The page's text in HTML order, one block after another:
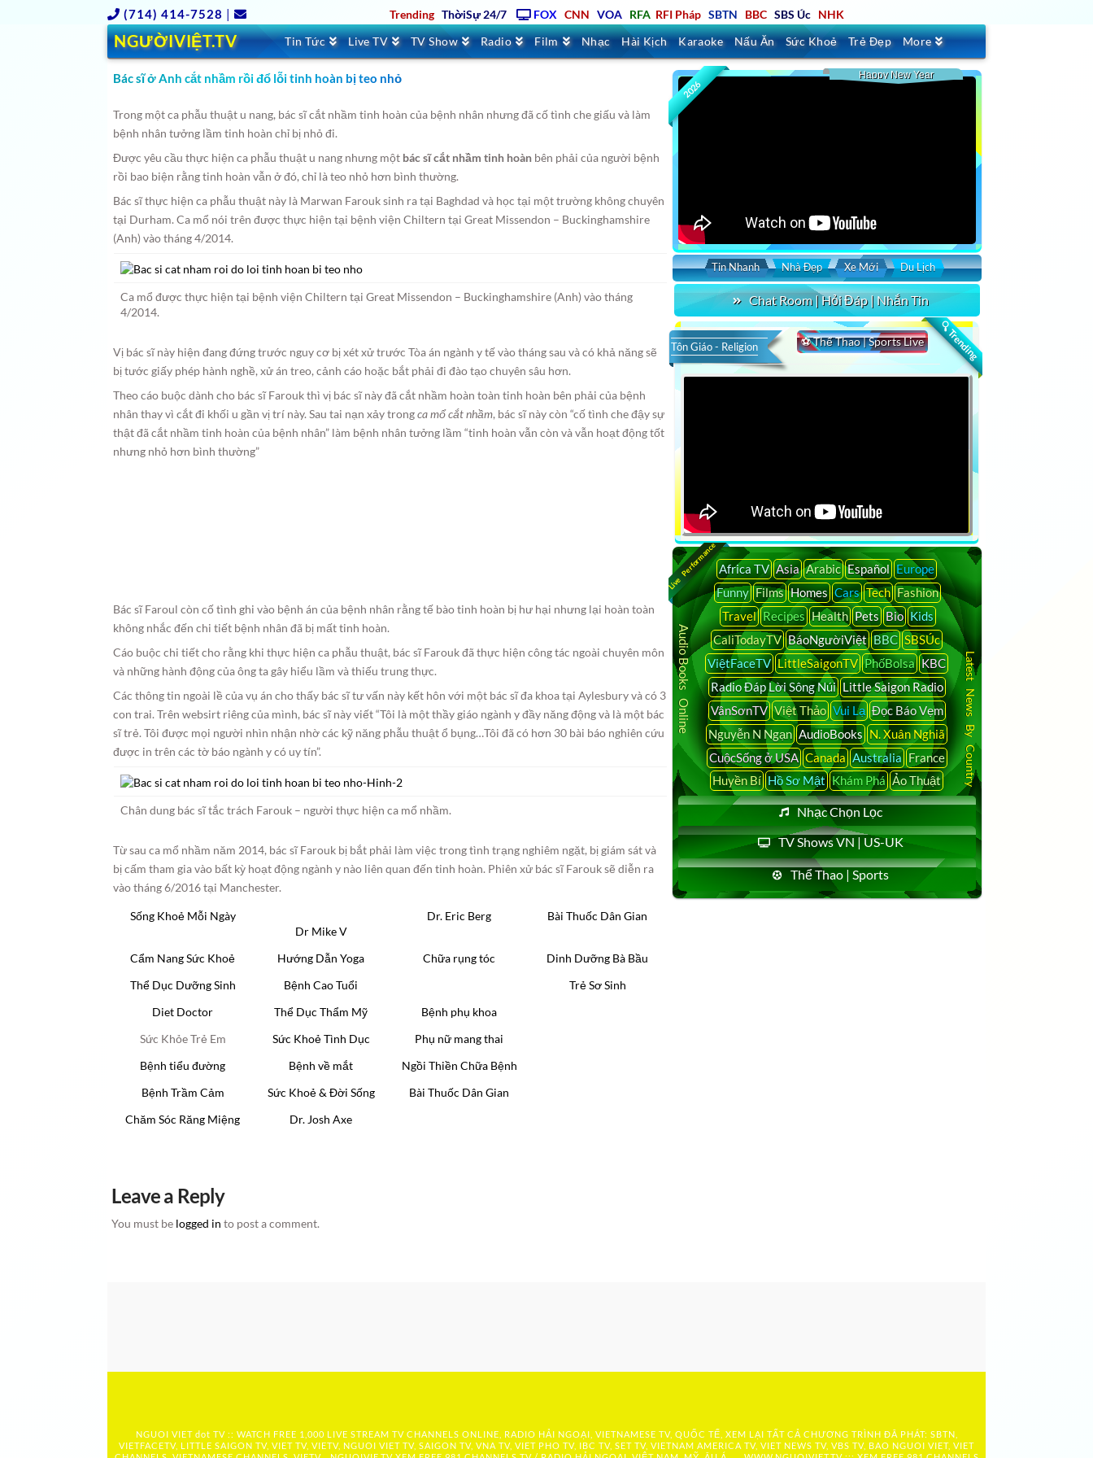
(714) 414-7528 | Trending ThờiSự 24/7 FOX CNN VOA RFA RFI Pháp SBTN BBC SBS Úc NHK
NGƯỜIVIỆT.TV Tin Tức Live TV TV Show Radio Film Nhạc Hài Kịch Karaoke Nấu Ăn Sức Khoẻ Trẻ Đẹp More
Bác sĩ ở Anh cắt nhầm rồi đổ lỗi tinh hoàn bị teo nhỏ
Trong một ca phẫu thuật u nang, bác sĩ cắt nhầm tinh hoàn của bệnh nhân nhưng đã cố tình che giấu và làm
bệnh nhân tưởng lầm tinh hoàn chỉ bị nhỏ đi.
Được yêu cầu thực hiện ca phẫu thuật u nang nhưng một bác sĩ cắt nhầm tinh hoàn bên phải của người bệnh
rồi bao biện rằng tinh hoàn vẫn ở đó, chỉ là teo nhỏ hơn bình thường.
Bác sĩ thực hiện ca phẫu thuật này là Marwan Farouk sinh ra tại Baghdad và học tại một trường không chuyên
tại Durham. Ca mổ nói trên được thực hiện tại bệnh viện Chiltern tại Great Missendon – Buckinghamshire
(Anh) vào tháng 4/2014.
Ca mổ được thực hiện tại bệnh viện Chiltern tại Great Missendon – Buckinghamshire (Anh) vào tháng
4/2014.
Vị bác sĩ này hiện đang đứng trước nguy cơ bị xét xử trước Tòa án ngành y tế vào tháng sau và có khả năng sẽ
bị tước giấy phép hành nghề, xử án treo, cảnh cáo hoặc bắt phải đi đào tạo chuyên sâu hơn.
Theo cáo buộc dành cho bác sĩ Farouk thì vị bác sĩ này đã cắt nhầm hoàn toàn tinh hoàn bên phải của bệnh
nhân thay vì cắt đi khối u gần vị trí này. Sau tai nạn xảy trongca mổ cắt nhầm, bác sĩ này còn “cố tình che đậy sự
thật đã cắt nhầm tinh hoàn của bệnh nhân” làm bệnh nhân tưởng lầm “tinh hoàn vẫn còn và vẫn hoạt động tốt
nhưng nhỏ hơn bình thường”
Bác sĩ Faroul còn cố tình ghi vào bệnh án của bệnh nhân rằng tế bào tinh hoàn bị hư hại nhưng lại hoàn toàn
không nhắc đến chi tiết bệnh nhân đã bị mất tinh hoàn.
Cáo buộc chi tiết cho rằng khi thực hiện ca phẫu thuật, bác sĩ Farouk đã thực hiện công tác ngoài chuyên môn
và những hành động của ông ta gây hiểu lầm và thiếu trung thực.
Các thông tin ngoài lề của vụ án cho thấy bác sĩ tư vấn này kết hôn với một bác sĩ đa khoa tại Aylesbury và có 3
con trai. Trên websirt riêng của mình, bác sĩ này viết “Tôi là một thầy giáo ngành y đầy năng động và là một bác
sĩ trẻ. Tôi được mọi người nhìn nhận nhờ các kỹ năng phẫu thuật ổ bụng…Tôi đã có hơn 30 bài báo nghiên cứu
được in trên các tờ báo ngành y có uy tín”.
Chân dung bác sĩ tắc trách Farouk – người thực hiện ca mổ nhầm.
Từ sau ca mổ nhầm năm 2014, bác sĩ Farouk bị bắt phải làm việc trong tình trạng nghiêm ngặt, bị giám sát và
bị cấm tham gia vào bất kỳ hoạt động ngành y nào liên quan đến tinh hoàn. Phiên xử bác sĩ Farouk sẽ diễn ra
vào tháng 6/2016 tại Manchester.
Sống Khoẻ Mỗi Ngày
Dr Mike V
Dr. Eric Berg Bài Thuốc Dân Gian
Cẩm Nang Sức Khoẻ Hướng Dẫn Yoga Chữa rụng tóc
Dinh Dưỡng Bà Bầu
Thể Dục Dưỡng Sinh
Bệnh Cao Tuổi
Trẻ Sơ Sinh
Diet Doctor
Thể Dục Thẩm Mỹ
Bệnh phụ khoa
Sức Khỏe Trẻ Em
Sức Khoẻ Tình Dục
Phụ nữ mang thai
Bệnh tiểu đường
Bệnh về mắt
Ngồi Thiền Chữa Bệnh
Bệnh Trầm Cảm
Sức Khoẻ & Đời Sống
Bài Thuốc Dân Gian
Chăm Sóc Răng Miệng
Dr. Josh Axe
Leave a Reply
You must be logged in to post a comment.
2026
Happy New Year
Tin Nhanh Nhà Đẹp Xe Mới Du Lịch
Chat Room | Hỏi Đáp | Nhắn Tin
🔍 Trending
⚽ Thể Thao | Sports Live
Tôn Giáo - Religion
Live PerformanceAfrica TV Asia Arabic Español Europe
Funny Films Homes Cars Tech Fashion
Travel Recipes Health Pets Bio Kids
CaliTodayTV BáoNgườiViệt BBC SBSÚc
ViệtFaceTV LittleSaigonTV PhốBolsa KBC
Radio Đáp Lời Sông Núi Little Saigon Radio
VânSơnTV Việt Thảo Vui Lạ Đọc Báo Vẹm
Nguyễn N Ngạn AudioBooks N. Xuân Nghiã
CuộcSống ở USA Canada Australia France
Huyền Bí Hồ Sơ Mật Khám Phá Ảo Thuật
Nhạc Chọn Lọc
TV Shows VN | US-UK
Thể Thao | Sports
Audio Books Online Latest News By Country
NGUOI VIET dot TV :: WATCH FREE 1,000 LIVE STREAM TV CHANNELS ONLINE, RADIO HẢI NGOẠI, VIETNAMESE TV, QUỐC TẾ, XEM LẠI TẤT CẢ CHƯƠNG TRÌNH ĐÃ PHÁT: SBTN,
VIETFACETV, LITTLE SAIGON TV, VIET TV, VIETV, NGUOI VIET TV, SAIGON TV, VNA TV, VIET PHO TV, IBC TV, SET TV, VIETNAM AMERICA TV, VIET NEWS TV, VBS TV, BAO NGUOI VIET, VIET